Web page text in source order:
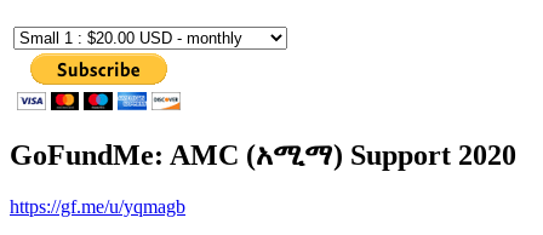
GoFundMe: AMC (አሚማ) Support 2020
https://gf.me/u/yqmagb